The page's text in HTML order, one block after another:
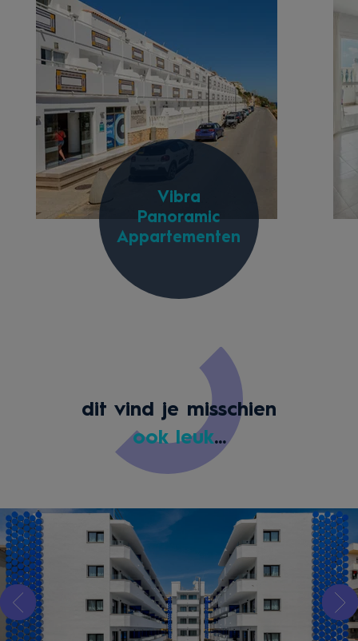
Vibra
Panoramic
Appartementen
dit vind je misschien
ook leuk...